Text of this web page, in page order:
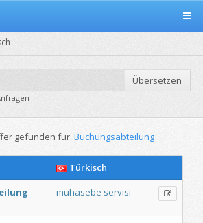
Übersetzen
gefunden für: Buchungsabteilung
Türkisch
muhasebe servisi